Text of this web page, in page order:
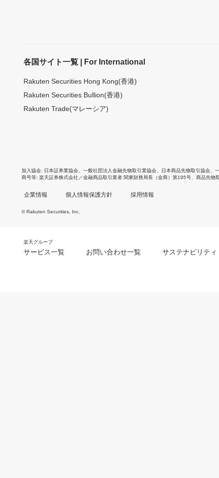
各国サイト一覧 | For International
Rakuten Securities Hong Kong(香港)
Rakuten Securities Bullion(香港)
Rakuten Trade(マレーシア)
加入協会 日本証券業協会 一般社団法人金融先物取引業協会 日本商品先物取引協会
商号等 楽天証券株式会社／金融商品取引業者 関東財務局長（金商）第195号、商品先物
企業情報 個人情報保護方針 採用情報
© Rakuten Securities, Inc.
楽天グループ
サービス一覧 お問い合わせ一覧 サステナビリティ